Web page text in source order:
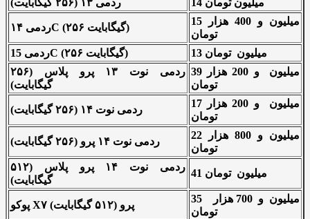
ردمی ۱۳ (۲۵۶ گیگابایت)
14 میلیون تومان
ردمی ۱۴C (۲۵۶ گیگابایت)
15 میلیون و 400 هزار
تومان
ردمی 15C (۲۵۶ گیگابایت)
13 میلیون تومان
ردمی نوت ۱۳ پرو پلاس (۲۵۶
گیگابایت)
39 میلیون و 200 هزار
تومان
ردمی نوت ۱۴ (۲۵۶ گیگابایت)
17 میلیون و 200 هزار
تومان
ردمی نوت ۱۴ پرو (۲۵۶ گیگابایت)
22 میلیون و 800 هزار
تومان
ردمی نوت ۱۴ پرو پلاس (۵۱۲
گیگابایت)
41 میلیون تومان
پوکو X۷ پرو (۵۱۲ گیگابایت)
35 میلیون و 700 هزار
تومان